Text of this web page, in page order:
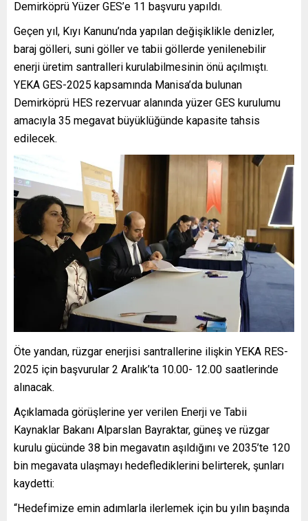
Demirköprü Yüzer GES’e 11 başvuru yapıldı.
Geçen yıl, Kıyı Kanunu’nda yapılan değişiklikle denizler,
baraj gölleri, suni göller ve tabii göllerde yenilenebilir
enerji üretim santralleri kurulabilmesinin önü açılmıştı.
YEKA GES-2025 kapsamında Manisa’da bulunan
Demirköprü HES rezervuar alanında yüzer GES kurulumu
amacıyla 35 megavat büyüklüğünde kapasite tahsis
edilecek.
Öte yandan, rüzgar enerjisi santrallerine ilişkin YEKA RES-
2025 için başvurular 2 Aralık’ta 10.00- 12.00 saatlerinde
alınacak.
Açıklamada görüşlerine yer verilen Enerji ve Tabii
Kaynaklar Bakanı Alparslan Bayraktar, güneş ve rüzgar
kurulu gücünde 38 bin megavatın aşıldığını ve 2035’te 120
bin megavata ulaşmayı hedeflediklerini belirterek, şunları
kaydetti:
“Hedefimize emin adımlarla ilerlemek için bu yılın başında